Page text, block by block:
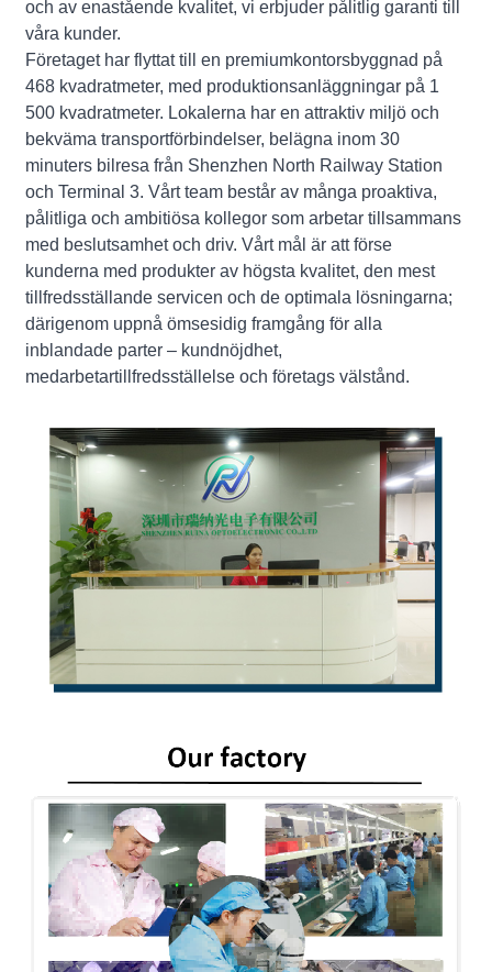
och av enastående kvalitet, vi erbjuder pålitlig garanti till
våra kunder.
Företaget har flyttat till en premiumkontorsbyggnad på
468 kvadratmeter, med produktionsanläggningar på 1
500 kvadratmeter. Lokalerna har en attraktiv miljö och
bekväma transportförbindelser, belägna inom 30
minuters bilresa från Shenzhen North Railway Station
och Terminal 3. Vårt team består av många proaktiva,
pålitliga och ambitiösa kollegor som arbetar tillsammans
med beslutsamhet och driv. Vårt mål är att förse
kunderna med produkter av högsta kvalitet, den mest
tillfredsställande servicen och de optimala lösningarna;
därigenom uppnå ömsesidig framgång för alla
inblandade parter – kundnöjdhet,
medarbetartillfredsställelse och företags välstånd.